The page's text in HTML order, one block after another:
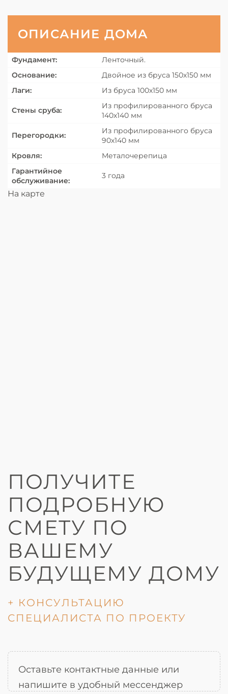
ОПИСАНИЕ ДОМА
Фундамент:
Ленточный.
Основание:
Двойное из бруса 150х150 мм
Лаги:
Из бруса 100х150 мм
Стены сруба:
Из профилированного бруса
140х140 мм
Перегородки:
Из профилированного бруса
90х140 мм
Кровля:
Металочерепица
Гарантийное
обслуживание:
3 года
На карте
ПОЛУЧИТЕ
ПОДРОБНУЮ
СМЕТУ ПО
ВАШЕМУ
БУДУЩЕМУ ДОМУ
+ КОНСУЛЬТАЦИЮ
СПЕЦИАЛИСТА ПО ПРОЕКТУ
Оставьте контактные данные или
напишите в удобный мессенджер